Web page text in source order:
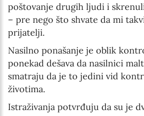
poštovanje drugih ljudi i
– pre nego što shvate da mi
prijatelji.
Nasilno ponašanje je oblik
ponekad dešava da nasilnici
smatraju da je to jedini vid
životima.
Istraživanja potvrđuju da su je